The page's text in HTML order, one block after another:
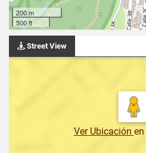
200 m
500 ft
Street View
Ver Ubicación en